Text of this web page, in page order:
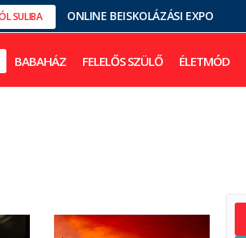
SULIBA ONLINE BEISKOLÁZÁSI EXPO
BABAHÁZ FELELŐS SZÜLŐ ÉLETMÓD